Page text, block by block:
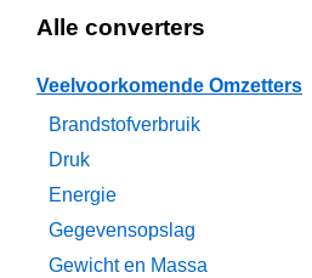
Alle converters
Veelvoorkomende Omzetters
Brandstofverbruik
Druk
Energie
Gegevensopslag
Gewicht en Massa